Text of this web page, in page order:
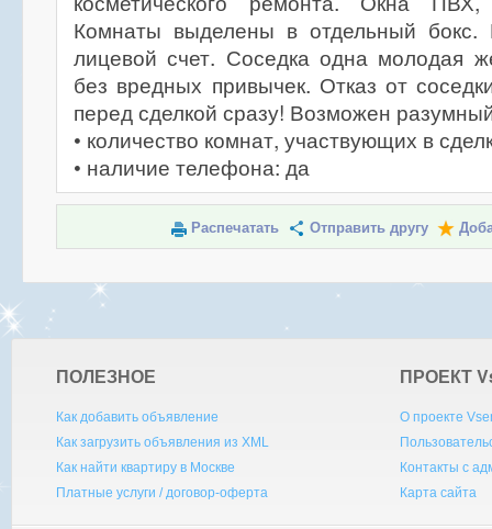
Комнаты выделены в отдельный бокс.
лицевой счет. Соседка одна молодая
без вредных привычек. Отказ от
перед сделкой сразу! Возможен
• количество комнат, участвующих в
• наличие телефона: да
Распечатать Отправить другу
ПОЛЕЗНОЕ
Как добавить объявление
Как загрузить объявления из XML
Как найти квартиру в Москве
Платные услуги / договор-оферта
ПРОЕКТ V
О проекте
Контакты с
Карта сайта